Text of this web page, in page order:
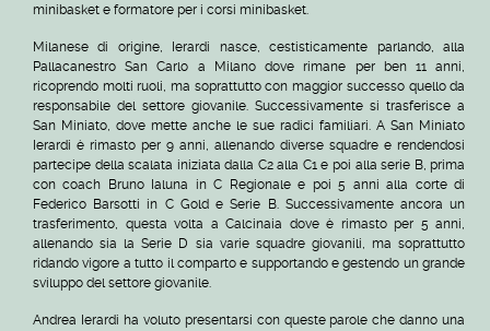
minibasket e formatore per i corsi minibasket.
Milanese di origine, Ierardi nasce, cestisticamente parlando, alla
Pallacanestro San Carlo a Milano dove rimane per ben 11 anni,
ricoprendo molti ruoli, ma soprattutto con maggior successo quello da
responsabile del settore giovanile. Successivamente si trasferisce a
San Miniato, dove mette anche le sue radici familiari. A San Miniato
Ierardi è rimasto per 9 anni, allenando diverse squadre e rendendosi
partecipe della scalata iniziata dalla C2 alla C1 e poi alla serie B, prima
con coach Bruno Ialuna in C Regionale e poi 5 anni alla corte di
Federico Barsotti in C Gold e Serie B. Successivamente ancora un
trasferimento, questa volta a Calcinaia dove è rimasto per 5 anni,
allenando sia la Serie D sia varie squadre giovanili, ma soprattutto
ridando vigore a tutto il comparto e supportando e gestendo un grande
sviluppo del settore giovanile.
Andrea Ierardi ha voluto presentarsi con queste parole che danno una